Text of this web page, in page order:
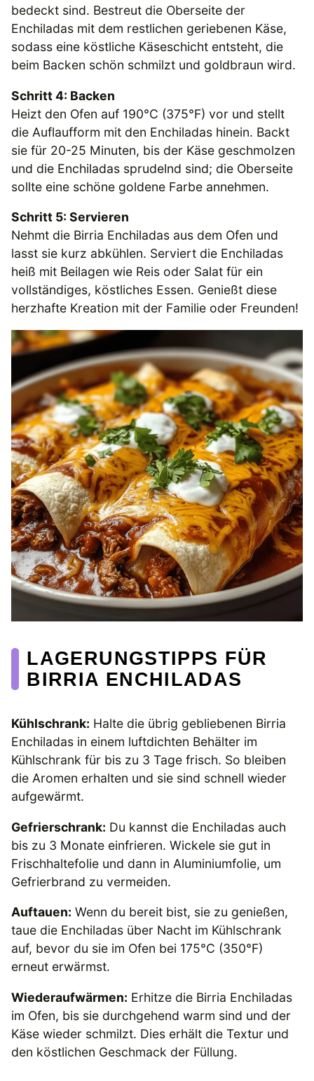
bedeckt sind. Bestreut die Oberseite der
Enchiladas mit dem restlichen geriebenen Käse,
sodass eine köstliche Käseschicht entsteht, die
beim Backen schön schmilzt und goldbraun wird.
Schritt 4: Backen
Heizt den Ofen auf 190°C (375°F) vor und stellt
die Auflaufform mit den Enchiladas hinein. Backt
sie für 20-25 Minuten, bis der Käse geschmolzen
und die Enchiladas sprudelnd sind; die Oberseite
sollte eine schöne goldene Farbe annehmen.
Schritt 5: Servieren
Nehmt die Birria Enchiladas aus dem Ofen und
lasst sie kurz abkühlen. Serviert die Enchiladas
heiß mit Beilagen wie Reis oder Salat für ein
vollständiges, köstliches Essen. Genießt diese
herzhafte Kreation mit der Familie oder Freunden!
LAGERUNGSTIPPS FÜR
BIRRIA ENCHILADAS
Kühlschrank: Halte die übrig gebliebenen Birria
Enchiladas in einem luftdichten Behälter im
Kühlschrank für bis zu 3 Tage frisch. So bleiben
die Aromen erhalten und sie sind schnell wieder
aufgewärmt.
Gefrierschrank: Du kannst die Enchiladas auch
bis zu 3 Monate einfrieren. Wickele sie gut in
Frischhaltefolie und dann in Aluminiumfolie, um
Gefrierbrand zu vermeiden.
Auftauen: Wenn du bereit bist, sie zu genießen,
taue die Enchiladas über Nacht im Kühlschrank
auf, bevor du sie im Ofen bei 175°C (350°F)
erneut erwärmst.
Wiederaufwärmen: Erhitze die Birria Enchiladas
im Ofen, bis sie durchgehend warm sind und der
Käse wieder schmilzt. Dies erhält die Textur und
den köstlichen Geschmack der Füllung.